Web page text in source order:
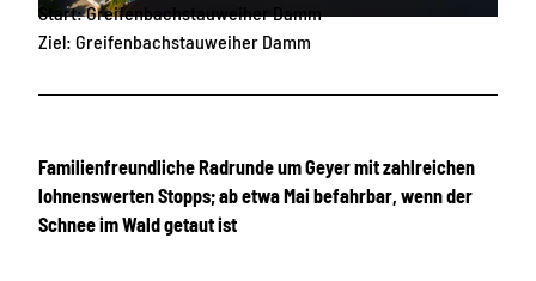
Start: Greifenbachstauweiher Damm
Ziel: Greifenbachstauweiher Damm
Familienfreundliche Radrunde um Geyer mit zahlreichen
lohnenswerten Stopps; ab etwa Mai befahrbar, wenn der
Schnee im Wald getaut ist